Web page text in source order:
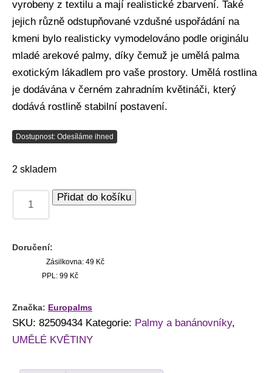
vyrobeny z textilu a mají realistické zbarvení. Také
jejich různě odstupňované vzdušné uspořádání na
kmeni bylo realisticky vymodelováno podle originálu
mladé arekové palmy, díky čemuž je umělá palma
exotickým lákadlem pro vaše prostory. Umělá rostlina
je dodávána v černém zahradním květináči, který
dodává rostlině stabilní postavení.
Dostupnost: Odesíláme ihned
2 skladem
Přidat do košíku
Doručení:
Zásilkovna: 49 Kč
PPL: 99 Kč
Značka: Europalms
SKU: 82509434 Kategorie: Palmy a banánovníky,
UMĚLÉ KVĚTINY